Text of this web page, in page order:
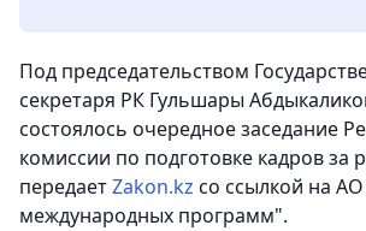
Под председательством
секретаря РК Гульшары
состоялось очередное заседание
комиссии по подготовке кадров за
передаетZakon.kz со ссылкой на
международных программ".